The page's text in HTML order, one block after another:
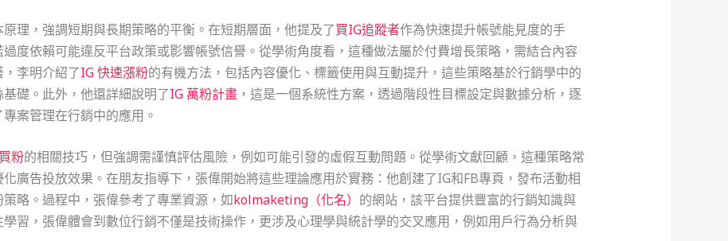
理，強調短期與長期策略的平衡。在短期層面，他提及了買IG追蹤者作為快速提升帳號能見度的手
度依賴可能違反平台政策或影響帳號信譽。從學術角度看，這種做法屬於付費增長策略，需結合內容
李明介紹了IG 快速漲粉的有機方法，包括內容優化、標籤使用與互動提升，這些策略基於行銷學中的
礎。此外，他還詳細說明了IG 萬粉計畫，這是一個系統性方案，透過階段性目標設定與數據分析，逐
案管理在行銷中的應用。
粉的相關技巧，但強調需謹慎評估風險，例如可能引發的虛假互動問題。從學術文獻回顧，這種策略常
廣告投放效果。在朋友指導下，張偉開始將這些理論應用於實務：他創建了IG和FB專頁，發布活動相
略。過程中，張偉參考了專業資源，如kolmaketing（化名） 的網站，該平台提供豐富的行銷知識與
習，張偉體會到數位行銷不僅是技術操作，更涉及心理學與統計學的交叉應用，例如用戶行為分析與